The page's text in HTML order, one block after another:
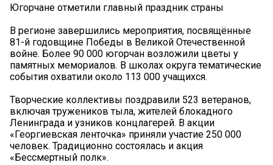
Югорчане отметили главный праздник страны
В регионе завершились мероприятия, посвящённые
81-й годовщине Победы в Великой Отечественной
войне. Более 90 000 югорчан возложили цветы у
памятных мемориалов. В школах округа тематические
события охватили около 113 000 учащихся.
Творческие коллективы поздравили 523 ветеранов,
включая тружеников тыла, жителей блокадного
Ленинграда и узников концлагерей. В акции
«Георгиевская ленточка» приняли участие 250 000
человек. Традиционно состоялась и акция
«Бессмертный полк».